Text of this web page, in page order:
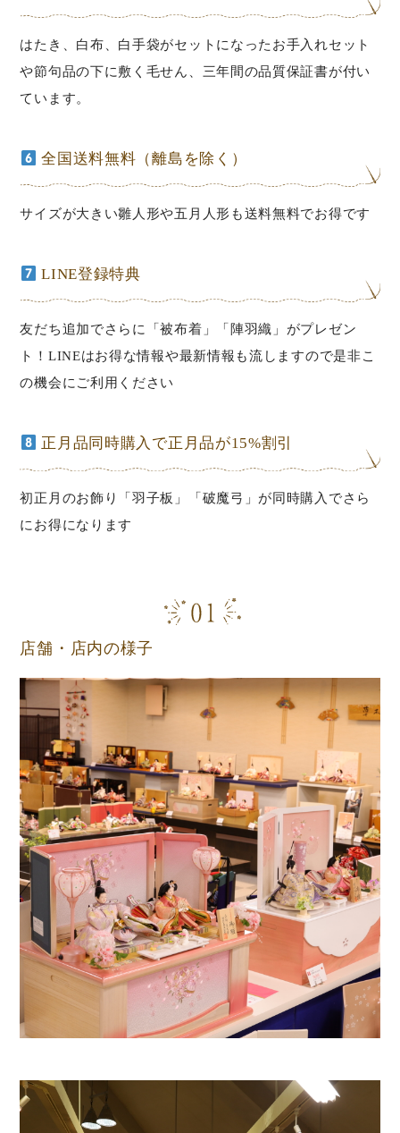
はたき、白布、白手袋がセットになったお手入れセット
や節句品の下に敷く毛せん、三年間の品質保証書が付い
ています。
全国送料無料（離島を除く）
サイズが大きい雛人形や五月人形も送料無料でお得です
LINE登録特典
友だち追加でさらに「被布着」「陣羽織」がプレゼン
ト！LINEはお得な情報や最新情報も流しますので是非こ
の機会にご利用ください
正月品同時購入で正月品が15%割引
初正月のお飾り「羽子板」「破魔弓」が同時購入でさら
にお得になります
店舗・店内の様子